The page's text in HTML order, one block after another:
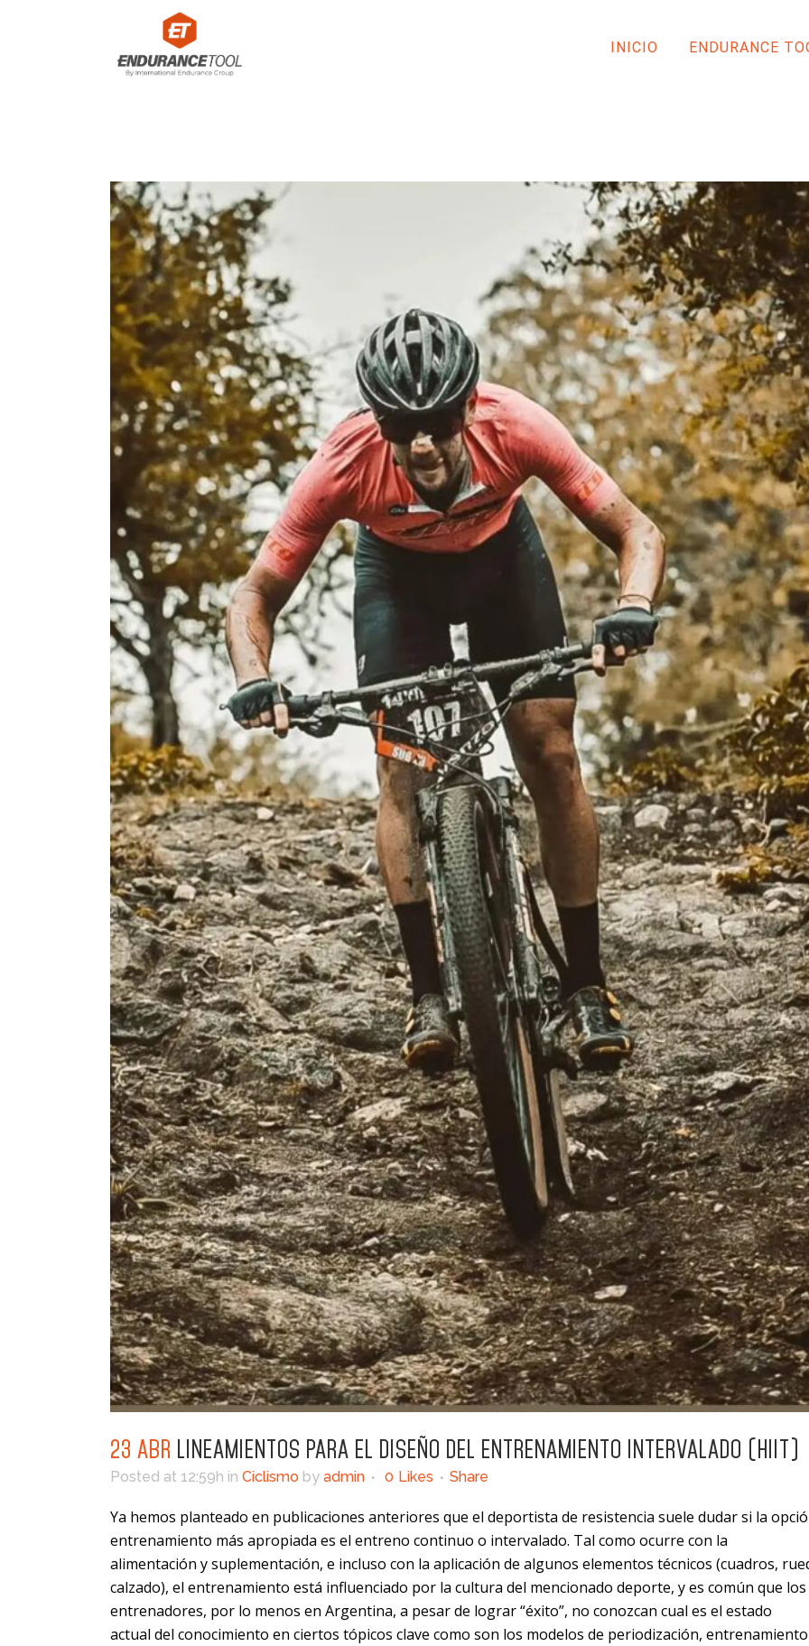
INICIO ENDURANCE
23 ABR LINEAMIENTOS PARA EL DISEÑO DEL ENTRENAMIENTO INTERVALADO (HIIT)
Posted at 12:59h in Ciclismo by admin 0 Likes Share
Ya hemos planteado en publicaciones anteriores que el deportista de resistencia suele dudar si la
entrenamiento más apropiada es el entreno continuo o intervalado. Tal como ocurre con la
alimentación y suplementación, e incluso con la aplicación de algunos elementos técnicos (cuadros,
calzado), el entrenamiento está influenciado por la cultura del mencionado deporte, y es común que los
entrenadores, por lo menos en Argentina, a pesar de lograr “éxito”, no conozcan cual es el estado
actual del conocimiento en ciertos tópicos clave como son los modelos de periodización, entrenamiento